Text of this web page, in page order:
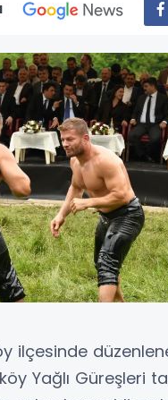
ilçesinde
Yağlı Güreşleri